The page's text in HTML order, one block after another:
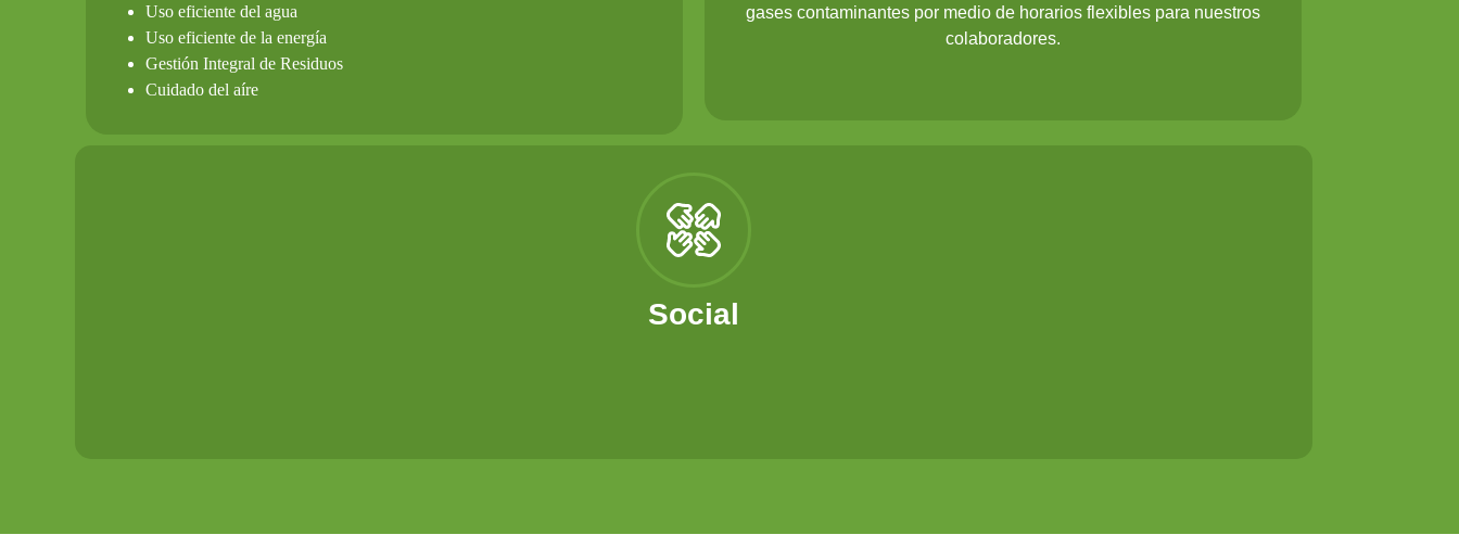
Uso eficiente del agua
Uso eficiente de la energía
Gestión Integral de Residuos
Cuidado del aíre
gases contaminantes por medio de horarios flexibles para nuestros
colaboradores.
Social